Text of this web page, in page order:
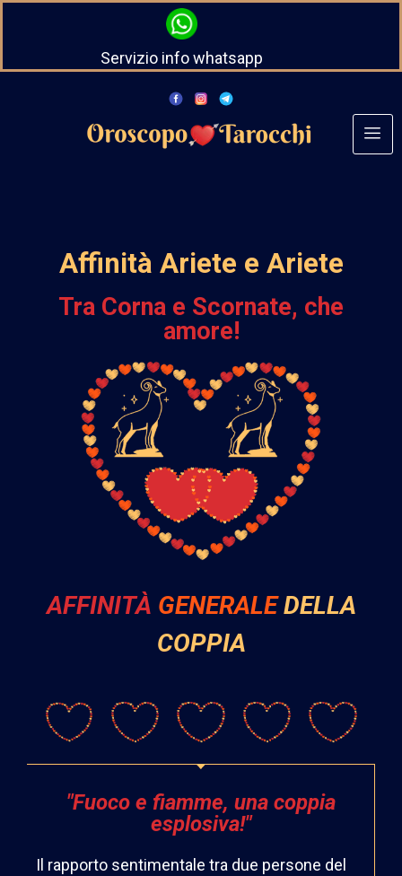
Servizio info whatsapp
Affinità Ariete e Ariete
Tra Corna e Scornate, che
amore!
AFFINITÀ GENERALE DELLA
COPPIA
"Fuoco e fiamme, una coppia
esplosiva!"
Il rapporto sentimentale tra due persone del